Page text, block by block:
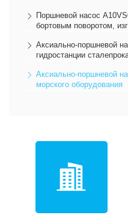
Поршневой насос
бортовым поворотом,
Аксиально-поршневой
гидростанции
Аксиально-поршневой
морского оборудования